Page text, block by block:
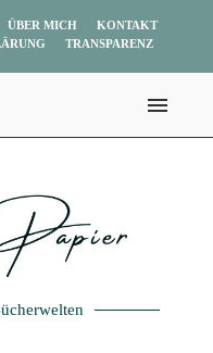
ÜBER MICH
KONTAKT
TRANSPARENZ